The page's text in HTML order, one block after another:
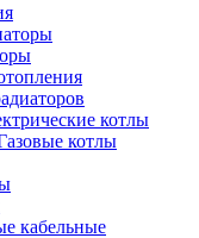
котлы
котлы
кабельные